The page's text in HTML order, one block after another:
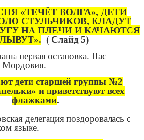
«ТЕЧЁТ ВОЛГА», ДЕТИ
СТУЛЬЧИКОВ, КЛАДУТ
НА ПЛЕЧИ И КАЧАЮТСЯ
( Слайд 5)
первая остановка. Нас
Мордовия.
дети старшей группы №2
и приветствуют всех
флажками.
делегация поздоровалась с
языке.